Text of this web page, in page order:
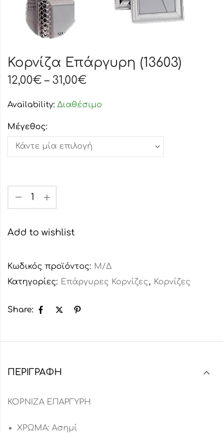
Κορνίζα Επάργυρη (13603)
12,00€ – 31,00€
Availability: Διαθέσιμο
Μέγεθος:
Add to wishlist
Κωδικός προϊόντος: Μ/Δ
Κατηγορίες: Επάργυρες Κορνίζες, Κορνίζες
Share:
ΠΕΡΙΓΡΑΦΉ
ΚΟΡΝΙΖΑ ΕΠΑΡΓΥΡΗ
ΧΡΩΜΑ: Ασημί